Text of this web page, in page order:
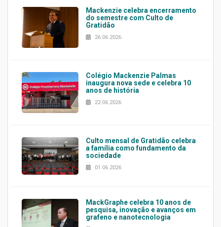
Mackenzie celebra encerramento
do semestre com Culto de
Gratidão
26.06.2026
Colégio Mackenzie Palmas
inaugura nova sede e celebra 10
anos de história
22.06.2026
Culto mensal de Gratidão celebra
a família como fundamento da
sociedade
01.06.2026
MackGraphe celebra 10 anos de
pesquisa, inovação e avanços em
grafeno e nanotecnologia